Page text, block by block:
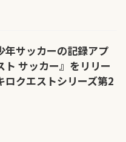
年サッカーの記録アプ
ト サッカー』をリリー
ロクエストシリーズ第2